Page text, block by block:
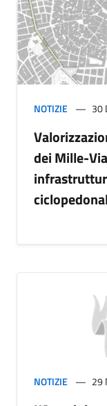
NOTIZIE 30
dei Mille-
NOTIZIE 29